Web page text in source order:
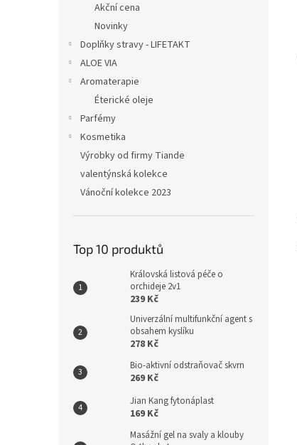
Akční cena
Novinky
Doplňky stravy - LIFETAKT
ALOE VIA
Aromaterapie
Éterické oleje
Parfémy
Kosmetika
Výrobky od firmy Tiande
valentýnská kolekce
Vánoční kolekce 2023
Top 10 produktů
Královská listová péče o
orchideje 2v1
239 Kč
Univerzální multifunkční agent s
obsahem kyslíku
278 Kč
Bio-aktivní odstraňovač skvrn
269 Kč
Jian Kang fytonáplast
169 Kč
Masážní gel na svaly a klouby